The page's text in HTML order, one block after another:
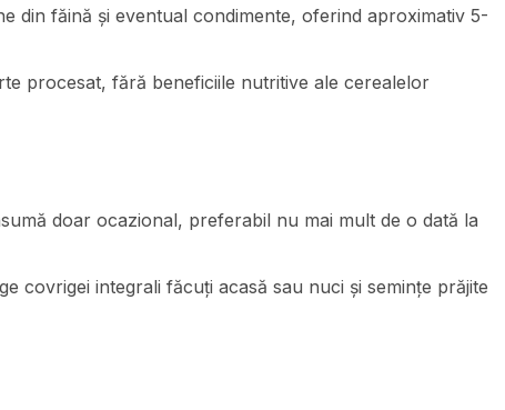
din făină și eventual condimente, oferind aproximativ 5-
procesat, fără beneficiile nutritive ale cerealelor
doar ocazional, preferabil nu mai mult de o dată la
covrigei integrali făcuți acasă sau nuci și semințe prăjite